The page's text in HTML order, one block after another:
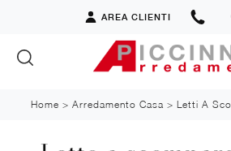
AREA CLIENTI
Home > Arredamento Casa > Letti A